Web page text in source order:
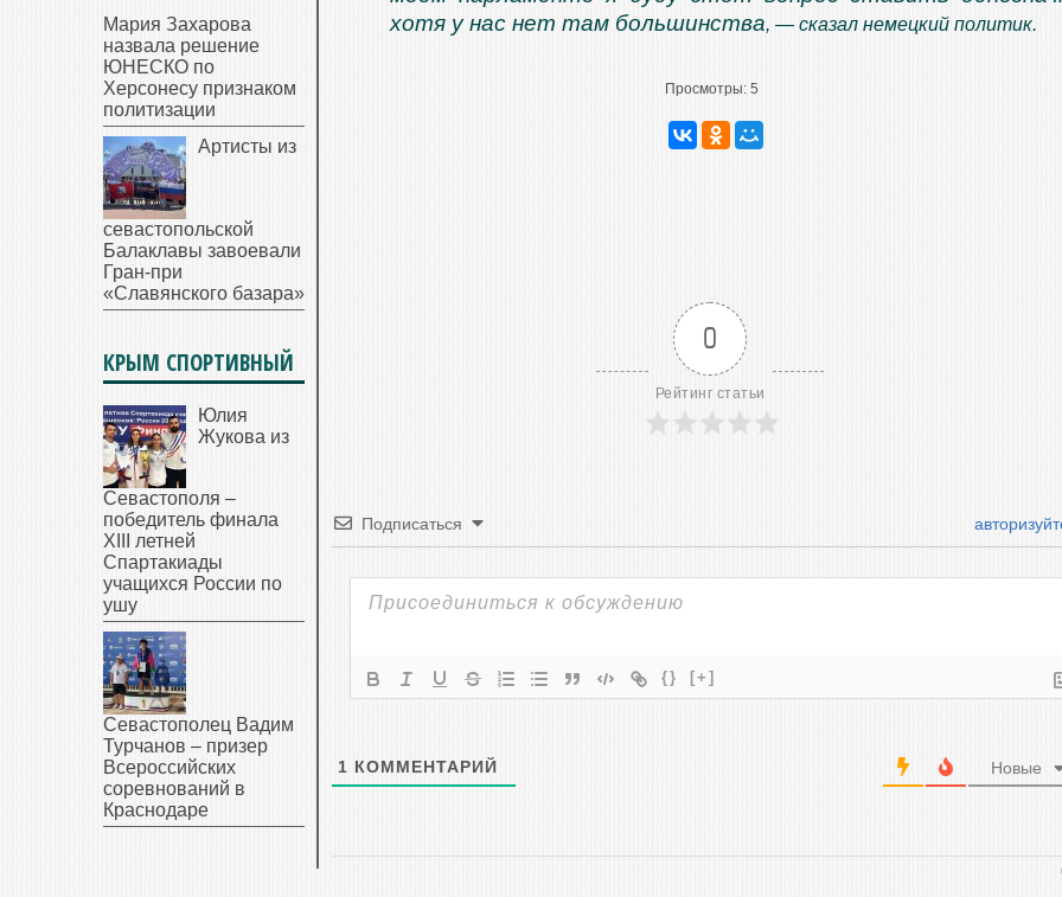
хотя у нас нет там большинства, — сказал немецкий политик.
Просмотры: 5
0
Рейтинг статьи
Подписаться
{} [+]
1 КОММЕНТАРИЙ Новые
Мария Захарова
назвала решение
ЮНЕСКО по
Херсонесу признаком
политизации
Артисты из
севастопольской
Балаклавы завоевали
Гран-при
«Славянского базара»
КРЫМ СПОРТИВНЫЙ
Юлия
Жукова из
Севастополя –
победитель финала
XIII летней
Спартакиады
учащихся России по
ушу
Севастополец Вадим
Турчанов – призер
Всероссийских
соревнований в
Краснодаре